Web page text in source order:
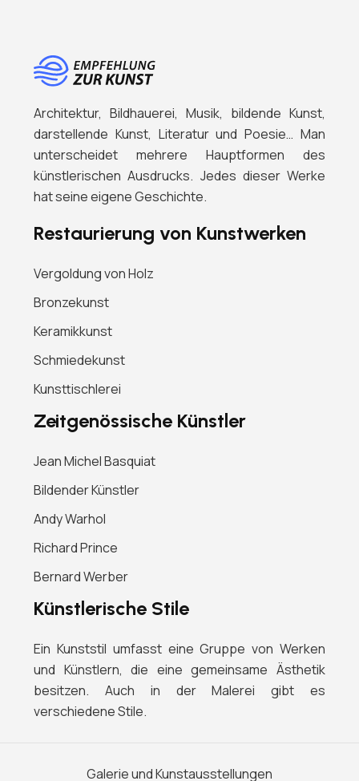
Architektur, Bildhauerei, Musik, bildende Kunst,
darstellende Kunst, Literatur und Poesie… Man
unterscheidet mehrere Hauptformen des
künstlerischen Ausdrucks. Jedes dieser Werke
hat seine eigene Geschichte.
Restaurierung von Kunstwerken
Vergoldung von Holz
Bronzekunst
Keramikkunst
Schmiedekunst
Kunsttischlerei
Zeitgenössische Künstler
Jean Michel Basquiat
Bildender Künstler
Andy Warhol
Richard Prince
Bernard Werber
Künstlerische Stile
Ein Kunststil umfasst eine Gruppe von Werken
und Künstlern, die eine gemeinsame Ästhetik
besitzen. Auch in der Malerei gibt es
verschiedene Stile.
Galerie und Kunstausstellungen